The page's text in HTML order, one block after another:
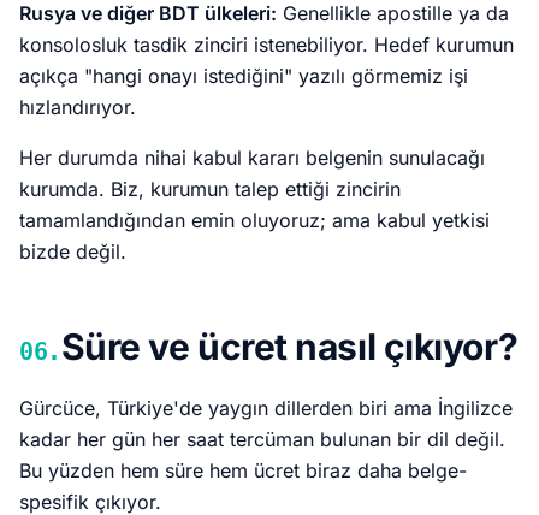
Rusya ve diğer BDT ülkeleri: Genellikle apostille ya da
konsolosluk tasdik zinciri istenebiliyor. Hedef kurumun
açıkça "hangi onayı istediğini" yazılı görmemiz işi
hızlandırıyor.
Her durumda nihai kabul kararı belgenin sunulacağı
kurumda. Biz, kurumun talep ettiği zincirin
tamamlandığından emin oluyoruz; ama kabul yetkisi
bizde değil.
06. Süre ve ücret nasıl çıkıyor?
Gürcüce, Türkiye'de yaygın dillerden biri ama İngilizce
kadar her gün her saat tercüman bulunan bir dil değil.
Bu yüzden hem süre hem ücret biraz daha belge-
spesifik çıkıyor.